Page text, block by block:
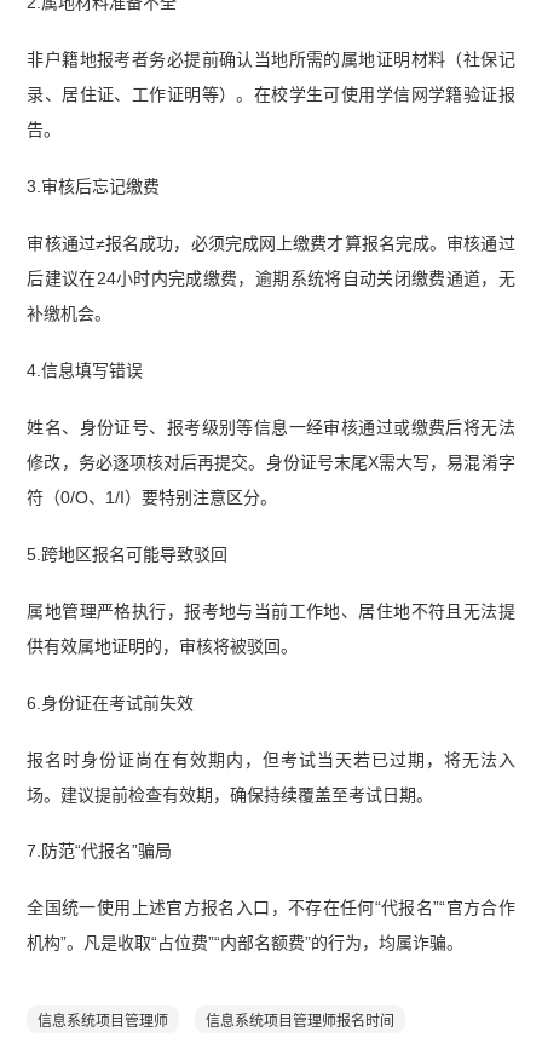
非户籍地报考者务必提前确认当地所需的属地证明材料（社保记
录、居住证、工作证明等）。在校学生可使用学信网学籍验证报
告。
3.审核后忘记缴费
审核通过≠报名成功，必须完成网上缴费才算报名完成。审核通过
后建议在24小时内完成缴费，逾期系统将自动关闭缴费通道，无
补缴机会。
4.信息填写错误
姓名、身份证号、报考级别等信息一经审核通过或缴费后将无法
修改，务必逐项核对后再提交。身份证号末尾X需大写，易混淆字
符（0/O、1/I）要特别注意区分。
5.跨地区报名可能导致驳回
属地管理严格执行，报考地与当前工作地、居住地不符且无法提
供有效属地证明的，审核将被驳回。
6.身份证在考试前失效
报名时身份证尚在有效期内，但考试当天若已过期，将无法入
场。建议提前检查有效期，确保持续覆盖至考试日期。
7.防范“代报名”骗局
全国统一使用上述官方报名入口，不存在任何“代报名”“官方合作
机构”。凡是收取“占位费”“内部名额费”的行为，均属诈骗。
信息系统项目管理师 信息系统项目管理师报名时间